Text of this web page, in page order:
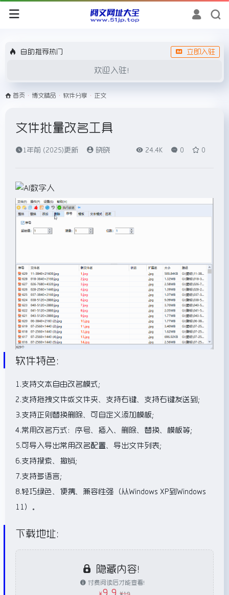
自助推荐热门 立即入驻
欢迎入驻！
首页 • 博文精品 • 软件分享 • 正文
文件批量改名工具
1年前 (2025)更新 晓晓 24.4K 0 0
软件特色：
1.支持文本自由改名模式；
2.支持拖拽文件或文件夹、支持右键、支持右键发送到；
3.支持正则替换删除、可自定义添加模板；
4.常用改名方式：序号、插入、删除、替换、模板等；
5.可导入导出常用改名配置、导出文件列表；
6.支持搜索、撤销；
7.支持多语言；
8.轻巧绿色、便携、兼容性强（从Windows XP到Windows
11）。
下载地址：
隐藏内容！
付费阅读后才能查看！
￥9.9 ￥19